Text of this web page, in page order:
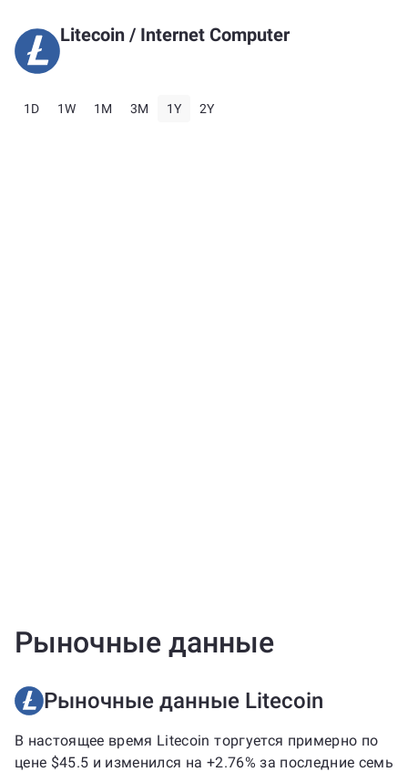
Litecoin / Internet Computer
1D 1W 1M 3M 1Y 2Y
Рыночные данные
Рыночные данные Litecoin
В настоящее время Litecoin торгуется примерно по
цене $45.5 и изменился на +2.76% за последние семь